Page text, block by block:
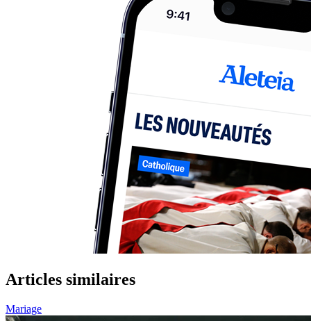
Articles similaires
Mariage